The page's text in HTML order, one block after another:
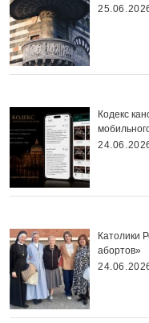
Кодекс
Католики
абортов»